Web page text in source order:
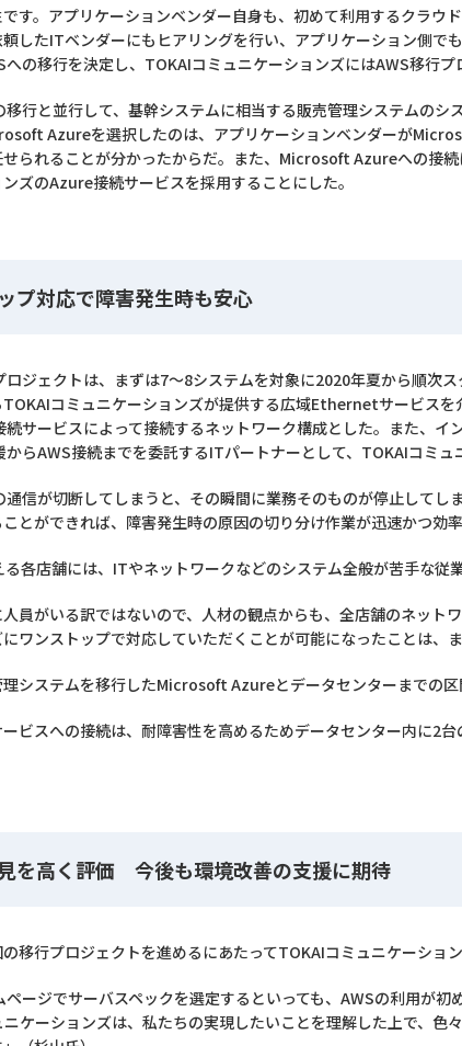
す。アプリケーションベンダー自身も、初めて利用するクラ
したITベンダーにもヒアリングを行い、アプリケーション側
への移行を決定し、TOKAIコミュニケーションズにはAWS移行
移行と並行して、基幹システムに相当する販売管理システムの
Azureを選択したのは、アプリケーションベンダーが
られることが分かったからだ。また、Microsoft Azureへの接
ズのAzure接続サービスを採用することにした。
プ対応で障害発生時も安心
ロジェクトは、まずは7～8システムを対象に2020年夏から順次
コミュニケーションズが提供する広域Ethernetサービス
続サービスによって接続するネットワーク構成とした。また、
からAWS接続までを委託するITパートナーとして、TOKAIコミ
通信が切断してしまうと、その瞬間に業務そのものが停止して
とができれば、障害発生時の原因の切り分け作業が迅速かつ効
各店舗には、ITやネットワークなどのシステム全般が苦手な従
人員がいる訳ではないので、人材の観点からも、全店舗のネッ
ワンストップで対応していただくことが可能になったことは、
システムを移行したMicrosoft Azureとデータセンターまでの
ービスへの接続は、耐障害性を高めるためデータセンター内に2
を高く評価 今後も環境改善の支援に期待
移行プロジェクトを進めるにあたってTOKAIコミュニケーショ
ページでサーバスペックを選定するといっても、AWSの利用が
ケーションズは、私たちの実現したいことを理解した上で、